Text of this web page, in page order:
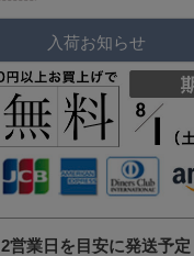
入荷お知らせ
2営業日を目安に発送予定